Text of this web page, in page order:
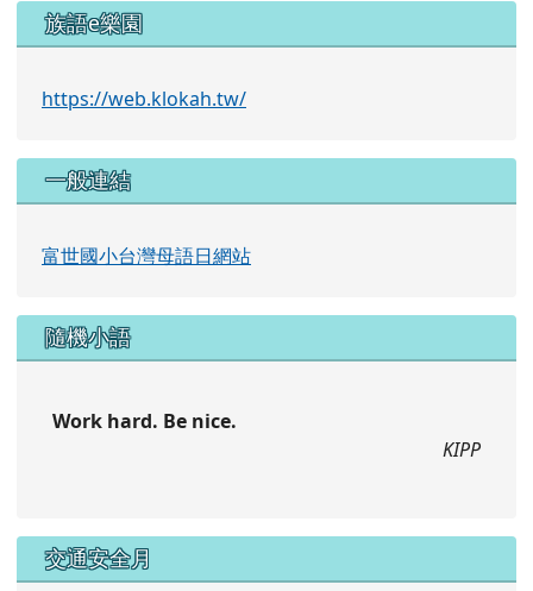
族語e樂園
https://web.klokah.tw/
一般連結
富世國小台灣母語日網站
隨機小語
Work hard. Be nice.
KIPP
交通安全月